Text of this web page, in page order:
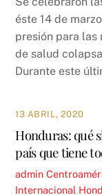
éste 14 de
presión para las
de salud
Durante este
13 ABRIL, 2020
Honduras: qué
país que tiene
admin
Internacional